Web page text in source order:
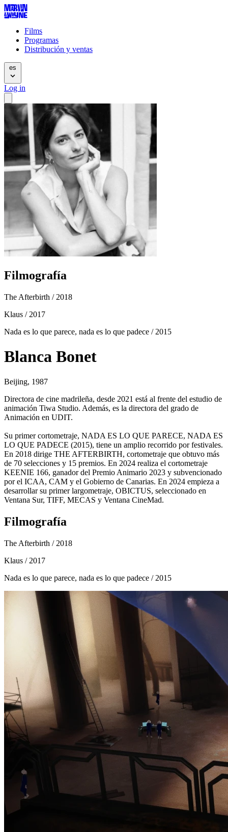
Films
Programas
Distribución y ventas
es
Log in
Filmografía
The Afterbirth / 2018
Klaus / 2017
Nada es lo que parece, nada es lo que padece / 2015
Blanca Bonet
Beijing, 1987
Directora de cine madrileña, desde 2021 está al frente del estudio de
animación Tiwa Studio. Además, es la directora del grado de
Animación en UDIT.
Su primer cortometraje, NADA ES LO QUE PARECE, NADA ES
LO QUE PADECE (2015), tiene un amplio recorrido por festivales.
En 2018 dirige THE AFTERBIRTH, cortometraje que obtuvo más
de 70 selecciones y 15 premios. En 2024 realiza el cortometraje
KEENIE 166, ganador del Premio Animario 2023 y subvencionado
por el ICAA, CAM y el Gobierno de Canarias. En 2024 empieza a
desarrollar su primer largometraje, OBICTUS, seleccionado en
Ventana Sur, TIFF, MECAS y Ventana CineMad.
Filmografía
The Afterbirth / 2018
Klaus / 2017
Nada es lo que parece, nada es lo que padece / 2015